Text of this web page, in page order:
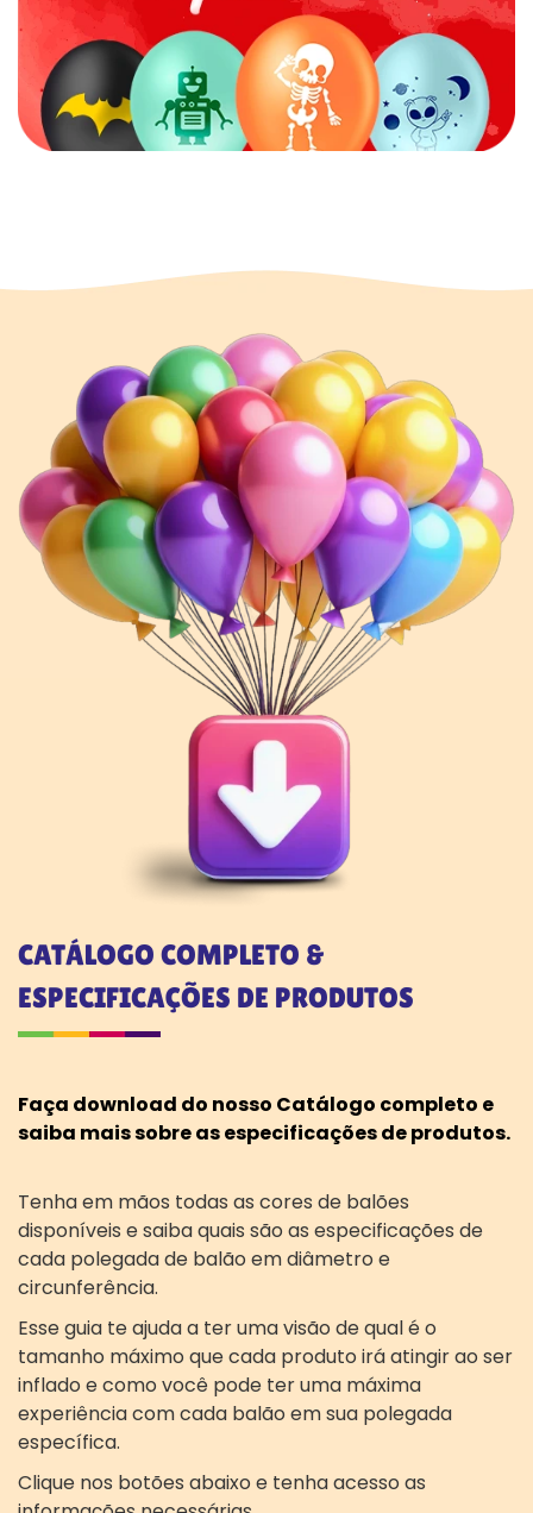
CATÁLOGO COMPLETO &
ESPECIFICAÇÕES DE PRODUTOS
Faça download do nosso Catálogo completo e
saiba mais sobre as especificações de produtos.
Tenha em mãos todas as cores de balões
disponíveis e saiba quais são as especificações de
cada polegada de balão em diâmetro e
circunferência.
Esse guia te ajuda a ter uma visão de qual é o
tamanho máximo que cada produto irá atingir ao ser
inflado e como você pode ter uma máxima
experiência com cada balão em sua polegada
específica.
Clique nos botões abaixo e tenha acesso as